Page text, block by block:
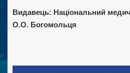
Видавець: Національний
О.О. Богомольця